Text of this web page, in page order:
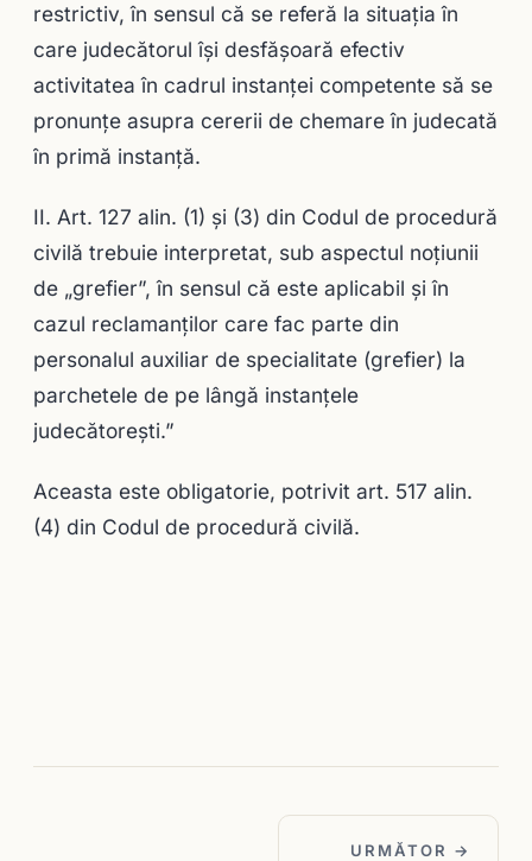
restrictiv, în sensul că se referă la situaţia în
care judecătorul îşi desfăşoară efectiv
activitatea în cadrul instanţei competente să se
pronunţe asupra cererii de chemare în judecată
în primă instanţă.
II. Art. 127 alin. (1) şi (3) din Codul de procedură
civilă trebuie interpretat, sub aspectul noţiunii
de „grefier”, în sensul că este aplicabil şi în
cazul reclamanţilor care fac parte din
personalul auxiliar de specialitate (grefier) la
parchetele de pe lângă instanţele
judecătoreşti.”
Aceasta este obligatorie, potrivit art. 517 alin.
(4) din Codul de procedură civilă.
URMĂTOR →